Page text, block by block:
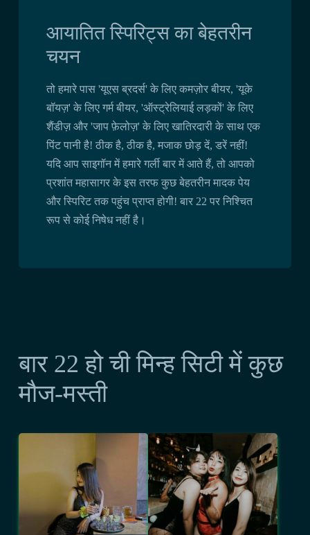
आयातित स्पिरिट्स का बेहतरीन
चयन
तो हमारे पास 'यूएस ब्रदर्स' के लिए कमज़ोर बीयर, 'यूके
बॉयज़' के लिए गर्म बीयर, 'ऑस्ट्रेलियाई लड़कों' के लिए
शैंडीज़ और 'जाप फ़ेलोज़' के लिए खातिरदारी के साथ एक
पिंट पानी है! ठीक है, ठीक है, मजाक छोड़ दें, डरें नहीं!
यदि आप साइगॉन में हमारे गर्ली बार में आते हैं, तो आपको
प्रशांत महासागर के इस तरफ कुछ बेहतरीन मादक पेय
और स्पिरिट तक पहुंच प्राप्त होगी! बार 22 पर निश्चित
रूप से कोई निषेध नहीं है।
बार 22 हो ची मिन्ह सिटी में कुछ
मौज-मस्ती